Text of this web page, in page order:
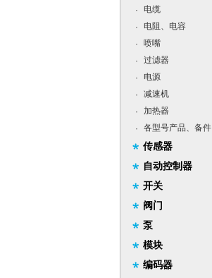
·
电缆
·
电阻、电容
·
喷嘴
·
过滤器
·
电源
·
减速机
·
加热器
·
各型号产品、备件
传感器
自动控制器
开关
阀门
泵
模块
编码器